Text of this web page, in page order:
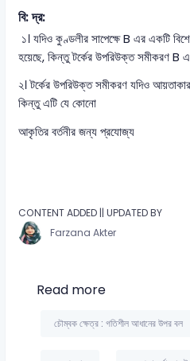
বি: দ্র:
১। যদিও কুণ্ডলীর সাপেক্ষে B এর একটি
হয়েছে, কিন্তু টর্কের উপরিউক্ত সমীকরণ B
২। টর্কের উপরিউক্ত সমীকরণ যদিও
কিন্তু এটি যে কোনো
আকৃতির বর্তনীর জন্য প্রযোজ্য
CONTENT ADDED || UPDATED BY
Farzana Akter
Read more
চৌম্বক ক্ষেত্র : গতিশীল আধানের উপর বল